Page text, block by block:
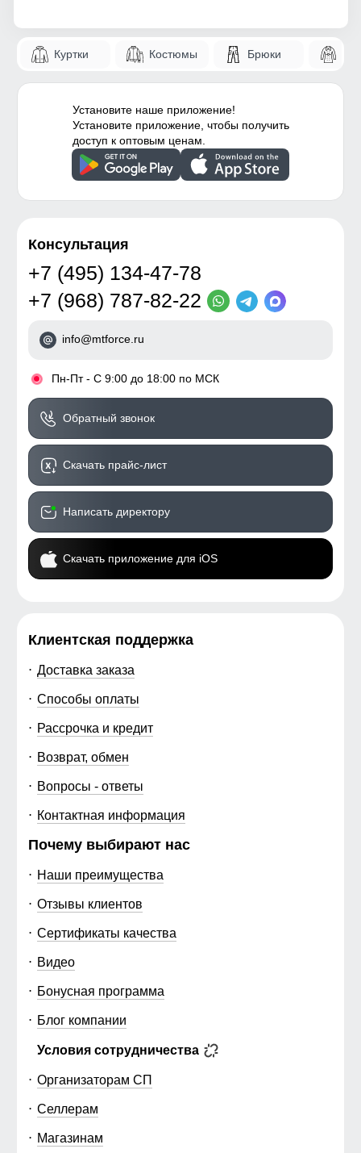
Куртки Костюмы Брюки
Установите наше приложение!
Установите приложение, чтобы получить
доступ к оптовым ценам.
Консультация
+7 (495) 134-47-78
+7 (968) 787-82-22
info@mtforce.ru
• Пн-Пт - С 9:00 до 18:00 по МСК
Обратный звонок
Скачать прайс-лист
Написать директору
Скачать приложение для iOS
Клиентская поддержка
Доставка заказа
Способы оплаты
Рассрочка и кредит
Возврат, обмен
Вопросы - ответы
Контактная информация
Почему выбирают нас
Наши преимущества
Отзывы клиентов
Сертификаты качества
Видео
Бонусная программа
Блог компании
Условия сотрудничества
Организаторам СП
Селлерам
Магазинам